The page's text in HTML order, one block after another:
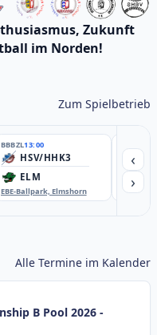
Zukunft
im Norden!
Zum Spielbetrieb
BBBZL13:00
HSV/HHK3
ELM
EBE-Ballpark, Elmshorn
‹
›
Alle Termine im Kalender
B Pool 2026 -